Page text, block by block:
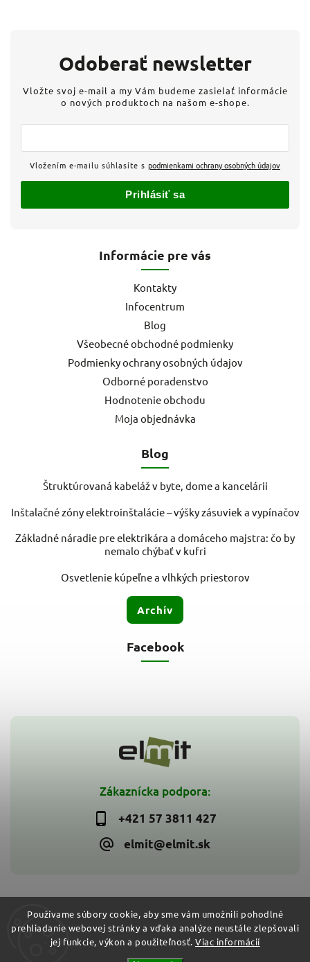
Používame súbory cookie, aby sme vám umožnili pohodlné
prehliadanie webovej stránky a vďaka analýze neustále zlepšovali
jej funkcie, výkon a použiteľnosť. Viac informácií
Zákaznícka podpora:
+421 57 3811 427
elmit@elmit.sk
Informácie pre vás
Kontakty
Infocentrum
Blog
Všeobecné obchodné podmienky
Podmienky ochrany osobných údajov
Odborné poradenstvo
Hodnotenie obchodu
Moja objednávka
Blog
Štruktúrovaná kabeláž v byte, dome a kancelárii
Inštalačné zóny elektroinštalácie – výšky zásuviek a vypínačov
Základné náradie pre elektrikára a domáceho majstra: čo by
nemalo chýbať v kufri
Osvetlenie kúpeľne a vlhkých priestorov
Archív
Odoberať newsletter
Vložte svoj e-mail a my Vám budeme zasielať informácie
o nových produktoch na našom e-shope.
Vložením e-mailu súhlasíte s podmienkami ochrany osobných údajov
Prihlásiť sa
Facebook
Copyright 2026ELMIT - Elektroinštalačný materiál, svietidlá.
Všetky práva vyhradené.